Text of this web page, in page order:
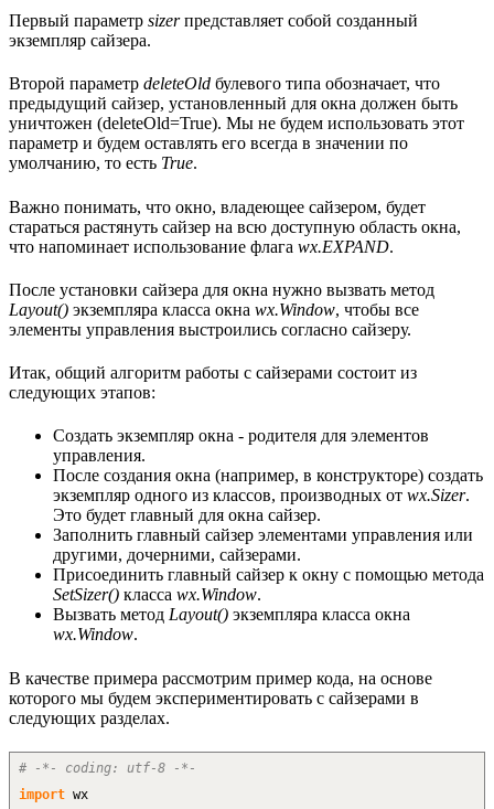
Первый параметр sizerпредставляет собой созданный
экземпляр сайзера.
Второй параметр deleteOld булевого типа обозначает, что
предыдущий сайзер, установленный для окна должен быть
уничтожен (deleteOld=True). Мы не будем использовать этот
параметр и будем оставлять его всегда в значении по
умолчанию, то есть True.
Важно понимать, что окно, владеющее сайзером, будет
стараться растянуть сайзер на всю доступную область окна,
что напоминает использование флага wx.EXPAND.
После установки сайзера для окна нужно вызвать метод
Layout() экземпляра класса окна wx.Window, чтобы все
элементы управления выстроились согласно сайзеру.
Итак, общий алгоритм работы с сайзерами состоит из
следующих этапов:
Создать экземпляр окна - родителя для элементов
управления.
После создания окна (например, в конструкторе) создать
экземпляр одного из классов, производных от wx.Sizer.
Это будет главный для окна сайзер.
Заполнить главный сайзер элементами управления или
другими, дочерними, сайзерами.
Присоединить главный сайзер к окну с помощью метода
SetSizer() класса wx.Window.
Вызвать метод Layout() экземпляра класса окна
wx.Window.
В качестве примера рассмотрим пример кода, на основе
которого мы будем экспериментировать с сайзерами в
следующих разделах.
# -*- coding: utf-8 -*-
import wx